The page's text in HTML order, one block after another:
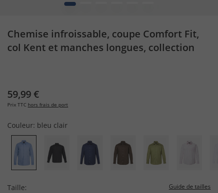
1
Chemise infroissable, coupe Comfort Fit,
col Kent et manches longues, collection
59,99 €
Prix TTC hors frais de port
Couleur: bleu clair
Taille: Guide de tailles